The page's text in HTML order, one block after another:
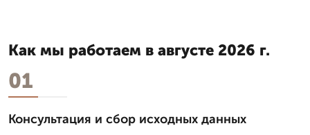
Как мы работаем в августе 2026 г.
01
Консультация и сбор исходных данных